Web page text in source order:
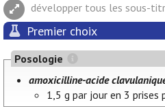
développer tous les sous-
Premier choix
Posologie
amoxicilline-acide
1,5 g par jour en 3 prises